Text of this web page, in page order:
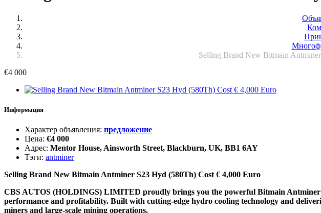
Selling Brand New Bitmain
€4 000
Информация
Характер объявления: предложение
Цена: €4 000
Адрес: Mentor House, Ainsworth Street, Blackburn, UK, BB1 6AY
Тэги: antminer
Selling Brand New Bitmain Antminer S23 Hyd (580Th) Cost € 4,000 Euro
CBS AUTOS (HOLDINGS) LIMITED proudly brings you the powerful Bitmain Antminer
performance and profitability. Built with cutting-edge hydro cooling technology and
miners and large-scale mining operations.